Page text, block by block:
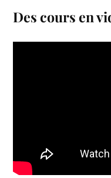
Des cours en